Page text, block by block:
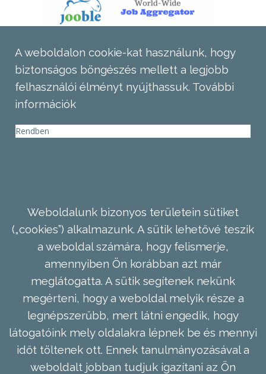
A weboldalon cookie-kat használunk, hogy
biztonságos böngészés mellett a legjobb
felhasználói élményt nyújthassuk. További
információk
Rendben
Weboldalunk bizonyos területein sütiket
(„cookies”) alkalmazunk. A sütik lehetővé teszik
a weboldal számára, hogy felismerje,
amennyiben Ön korábban azt már
meglátogatta. A sütik segítenek nekünk
megérteni, hogy a weboldal melyik része a
legnépszerűbb, mert látni engedik, hogy
látogatóink mely oldalakra lépnek be és mennyi
időt töltenek ott. Ennek tanulmányozásával a
weboldalt jobban tudjuk igazítani az Ön